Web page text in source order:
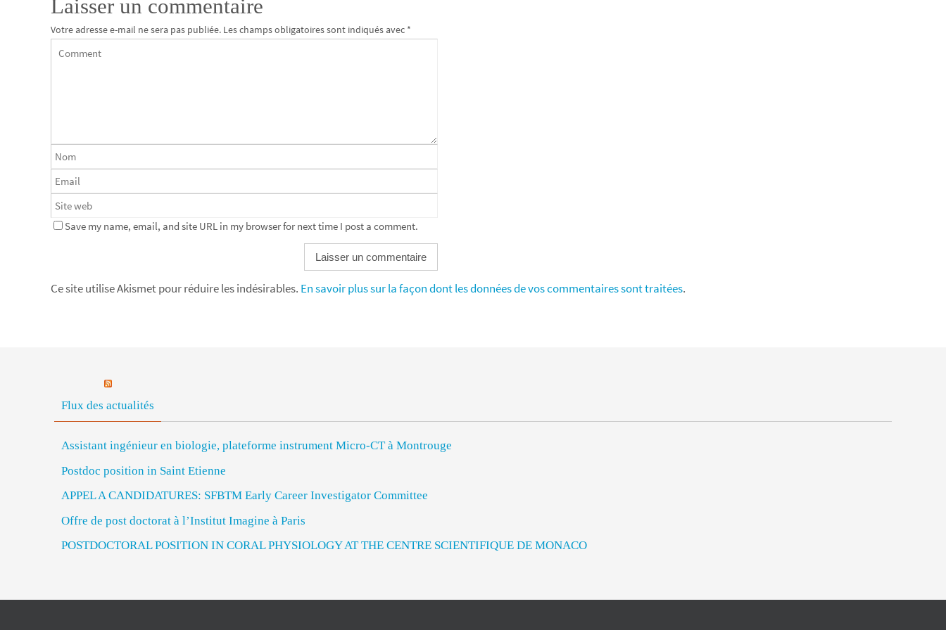
Laisser un commentaire
Votre adresse e-mail ne sera pas publiée. Les champs obligatoires sont indiqués avec *
Save my name, email, and site URL in my browser for next time I post a comment.
Ce site utilise Akismet pour réduire les indésirables. En savoir plus sur la façon dont les données de vos commentaires sont traitées.
Flux des actualités
Assistant ingénieur en biologie, plateforme instrument Micro-CT à Montrouge
Postdoc position in Saint Etienne
APPEL A CANDIDATURES: SFBTM Early Career Investigator Committee
Offre de post doctorat à l’Institut Imagine à Paris
POSTDOCTORAL POSITION IN CORAL PHYSIOLOGY AT THE CENTRE SCIENTIFIQUE DE MONACO